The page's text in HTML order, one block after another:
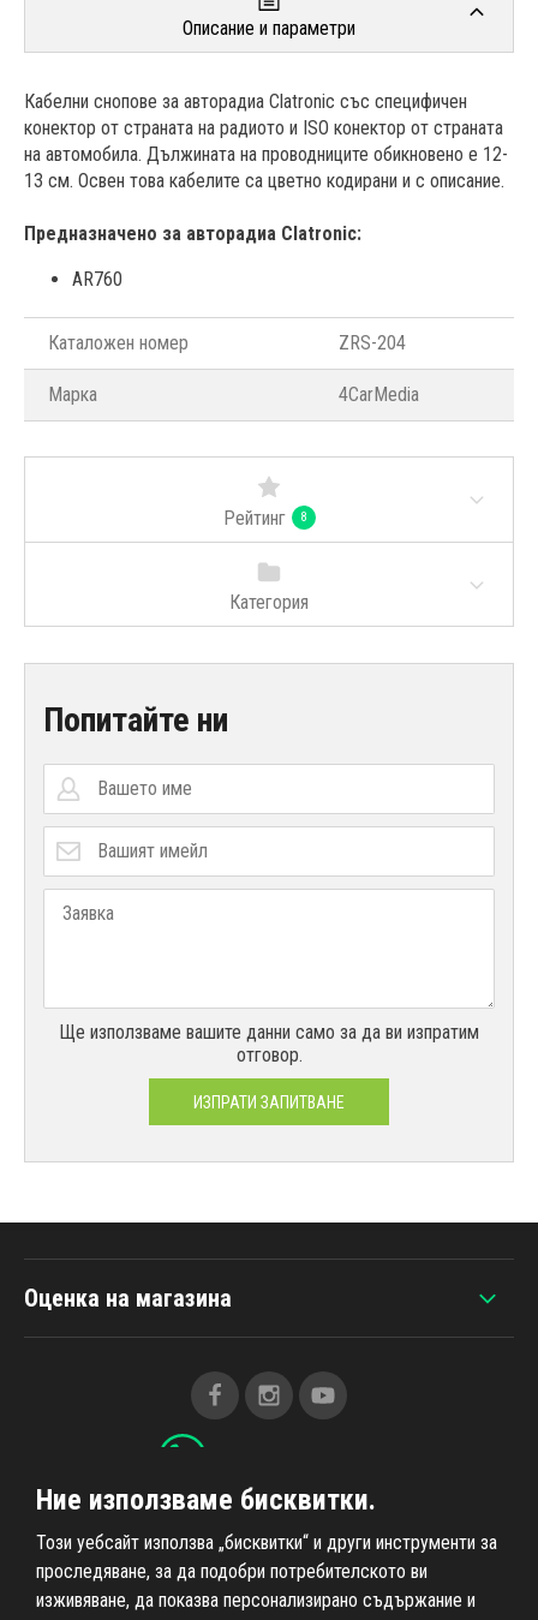
Описание и параметри
Кабелни снопове за авторадиа Clatronic със специфичен
конектор от страната на радиото и ISO конектор от страната
на автомобила. Дължината на проводниците обикновено е 12-
13 см. Освен това кабелите са цветно кодирани и с описание.
Предназначено за авторадиа Clatronic:
AR760
Каталожен номер ZRS-204
Марка 4CarMedia
Рейтинг 8
Категория
Попитайте ни
Ще използваме вашите данни само за да ви изпратим
отговор.
ИЗПРАТИ ЗАПИТВАНЕ
Всичко за пазаруването
Оценка на магазина
Ние използваме бисквитки.
Този уебсайт използва „бисквитки“ и други инструменти за
проследяване, за да подобри потребителското ви
изживяване, да показва персонализирано съдържание и